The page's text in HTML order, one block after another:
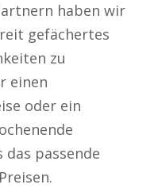
haben wir
gefächertes
zu
einen
oder ein
passende